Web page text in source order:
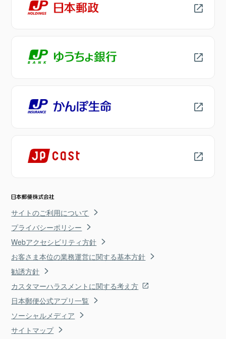
サイトのご利用について
プライバシーポリシー
Webアクセシビリティ方針
お客さま本位の業務運営に関する基本方針
勧誘方針
カスタマーハラスメントに関する考え方
日本郵便公式アプリ一覧
ソーシャルメディア
サイトマップ